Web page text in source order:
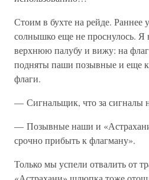
Стоим в бухте на рейде. Раннее
солнышко еще не проснулось.
верхнюю палубу и вижу: на
подняты паши позывные и еще
флаги.
— Сигнальщик, что за сигналы
— Позывные наши и
срочно прибыть к флагману».
Только мы успели отвалить от